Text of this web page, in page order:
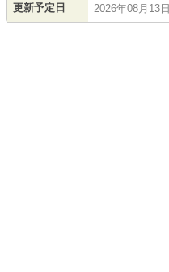
更新予定日 2026年08月13日